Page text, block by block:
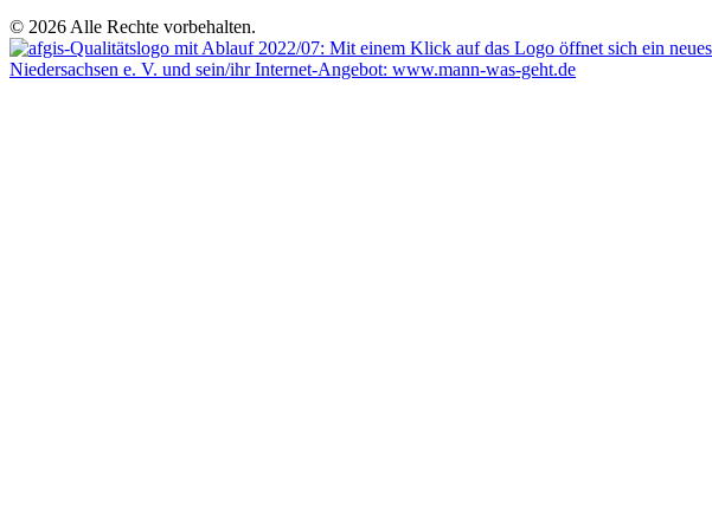
© 2026 Alle Rechte vorbehalten.